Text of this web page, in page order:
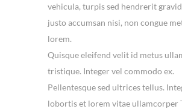
vehicula, turpis sed hendrerit
justo accumsan nisi, non congue
lorem.
Quisque eleifend velit id metus
tristique. Integer vel commodo ex.
Pellentesque sed ultrices tellus.
lobortis et lorem vitae ullamcorper